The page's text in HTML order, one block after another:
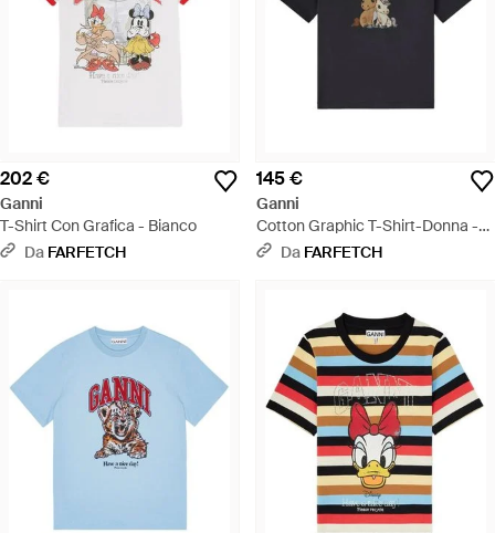
202 €
Ganni
T-Shirt Con Grafica - Bianco
Da FARFETCH
145 €
Ganni
Cotton Graphic T-Shirt-Donna -
NeroDa FARFETCH